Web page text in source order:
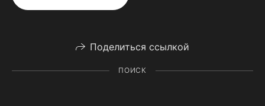
Поделиться ссылкой
ПОИСК